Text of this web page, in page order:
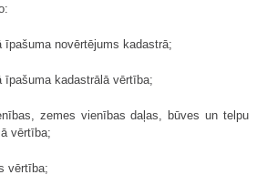
īpašuma novērtējums kadastrā;
īpašuma kadastrālā vērtība;
zemes vienības daļas, būves un telpu
vērtība;
vērtība;